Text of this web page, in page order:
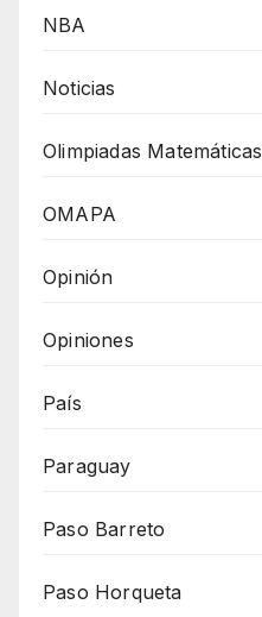
NBA
Noticias
Olimpiadas Matemáticas
OMAPA
Opinión
Opiniones
País
Paraguay
Paso Barreto
Paso Horqueta